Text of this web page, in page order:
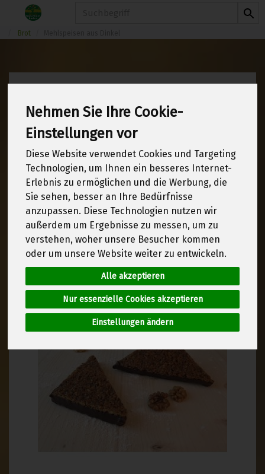
Nehmen Sie Ihre Cookie-
Einstellungen vor
Diese Website verwendet Cookies und Targeting
Technologien, um Ihnen ein besseres Internet-
Erlebnis zu ermöglichen und die Werbung, die
Sie sehen, besser an Ihre Bedürfnisse
anzupassen. Diese Technologien nutzen wir
außerdem um Ergebnisse zu messen, um zu
verstehen, woher unsere Besucher kommen
oder um unsere Website weiter zu entwickeln.
Alle akzeptieren
Nur essenzielle Cookies akzeptieren
Einstellungen ändern
Brot
Dinkel 6 von 1970
12
Hersteller Allergene